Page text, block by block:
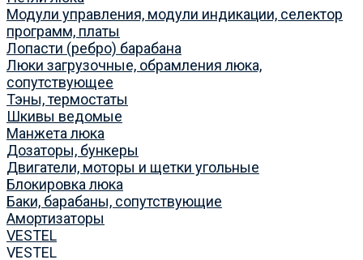
Модули управления, модули индикации, селектор
программ, платы
Лопасти (ребро) барабана
Люки загрузочные, обрамления люка,
сопутствующее
Тэны, термостаты
Шкивы ведомые
Манжета люка
Дозаторы, бункеры
Двигатели, моторы и щетки угольные
Блокировка люка
Баки, барабаны, сопутствующие
Амортизаторы
VESTEL
VESTEL